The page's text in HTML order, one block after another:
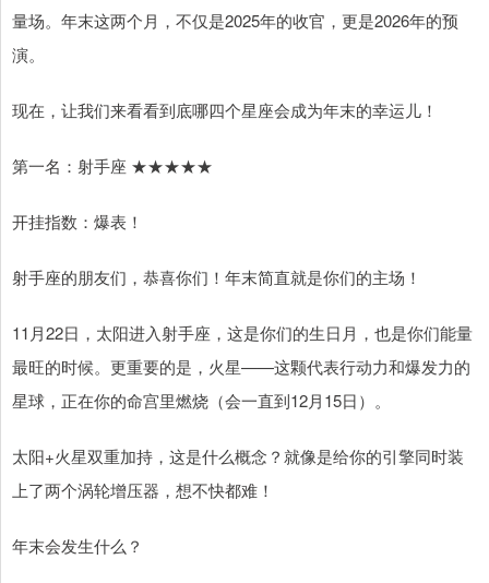
量场。年末这两个月，不仅是2025年的收官，更是2026年的预
演。
现在，让我们来看看到底哪四个星座会成为年末的幸运儿！
第一名：射手座 ★★★★★
开挂指数：爆表！
射手座的朋友们，恭喜你们！年末简直就是你们的主场！
11月22日，太阳进入射手座，这是你们的生日月，也是你们能量
最旺的时候。更重要的是，火星——这颗代表行动力和爆发力的
星球，正在你的命宫里燃烧（会一直到12月15日）。
太阳+火星双重加持，这是什么概念？就像是给你的引擎同时装
上了两个涡轮增压器，想不快都难！
年末会发生什么？